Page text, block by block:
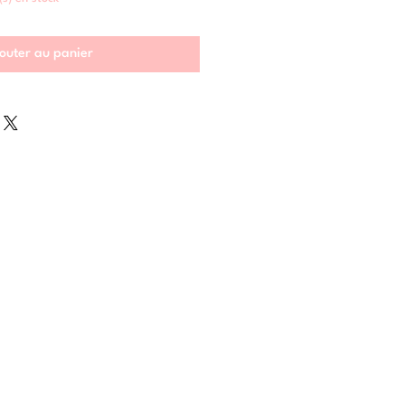
au panier